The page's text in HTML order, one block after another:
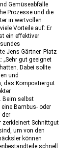
Gemüseabfälle
Prozesse und die
in wertvollen
Vorteile auf: Er
ein effektiver
Jens Gärtner. Platz
gut geeignet
Dabei sollte
und
das Kompostiergut
Beim selbst
Bambus- oder
der
zerkleinert Schnittgut
um von den
können
schnell